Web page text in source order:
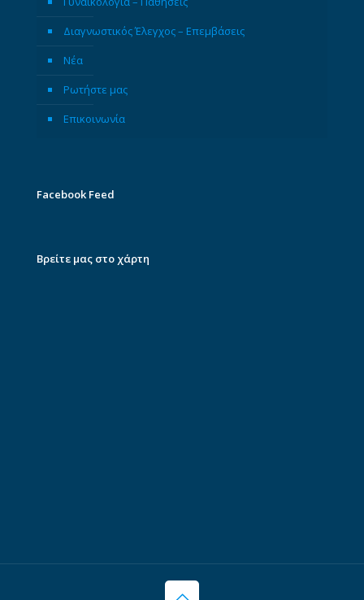
Διαγνωστικός Έλεγχος – Επεμβάσεις
Νέα
Ρωτήστε μας
Επικοινωνία
Facebook Feed
Βρείτε μας στο χάρτη